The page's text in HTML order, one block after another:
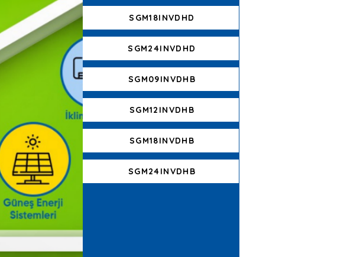
SGM18INVDHD
SGM24INVDHD
SGM09INVDHB
SGM12INVDHB
SGM18INVDHB
SGM24INVDHB